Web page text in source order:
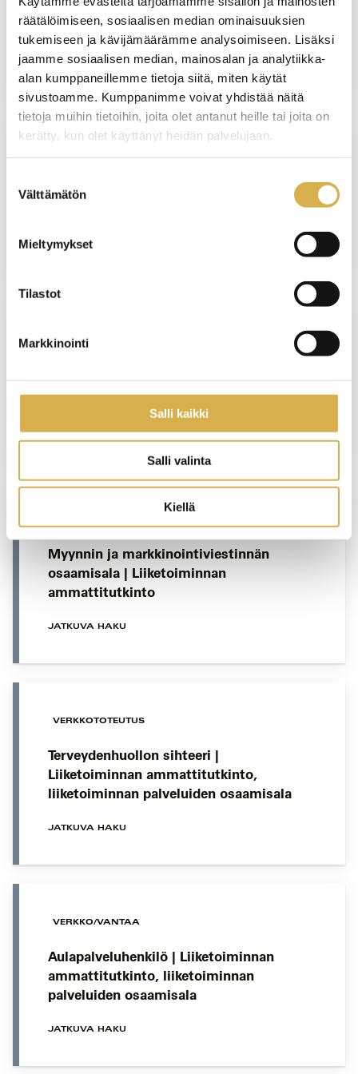
räätälöimiseen, sosiaalisen median ominaisuuksien
tukemiseen ja kävijämäärämme analysoimiseen. Lisäksi
jaamme sosiaalisen median, mainosalan ja analytiikka-
alan kumppaneillemme tietoja siitä, miten käytät
sivustoamme. Kumppanimme voivat yhdistää näitä
tietoja muihin tietoihin, joita olet antanut heille tai joita on
kerätty, kun olet käyttänyt heidän palvelujaan.
valinta
Välttämätön
Mieltymykset
Tilastot
Markkinointi
Salli kaikki
Salli valinta
Kiellä
Sähköasentaja | Sähkö- ja automaatioalan
perustutkinto
JATKUVA HAKU
Projektinhallinta | Liiketoiminnan
JATKUVA HAKU
VANTAA
Matkailupalvelujen ammattitutkinto
Myynnin ja markkinointiviestinnän
osaamisala | Liiketoiminnan
ammattitutkinto
JATKUVA HAKU
VERKKOTOTEUTUS
Terveydenhuollon sihteeri |
Liiketoiminnan ammattitutkinto,
liiketoiminnan palveluiden osaamisala
JATKUVA HAKU
VERKKO/VANTAA
Aulapalveluhenkilö | Liiketoiminnan
ammattitutkinto, liiketoiminnan
palveluiden osaamisala
JATKUVA HAKU